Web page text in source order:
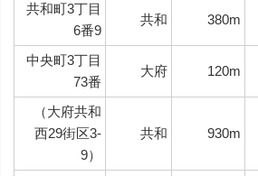
共和町3丁目
6番9
共和 380m
中央町3丁目
73番
大府 120m
（大府共和
西29街区3-
9）
共和 930m